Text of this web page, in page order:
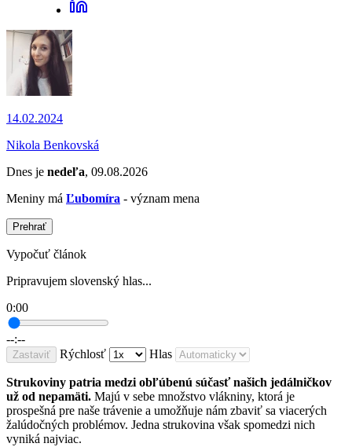
14.02.2024
Nikola Benkovská
Dnes je nedeľa, 09.08.2026
Meniny má Ľubomíra - význam mena
Prehrať
Vypočuť článok
Pripravujem slovenský hlas...
0:00
--:--
Zastaviť Rýchlosť Hlas
Strukoviny patria medzi obľúbenú súčasť našich jedálničkov
už od nepamäti. Majú v sebe množstvo vlákniny, ktorá je
prospešná pre naše trávenie a umožňuje nám zbaviť sa viacerých
žalúdočných problémov. Jedna strukovina však spomedzi nich
vyniká najviac.